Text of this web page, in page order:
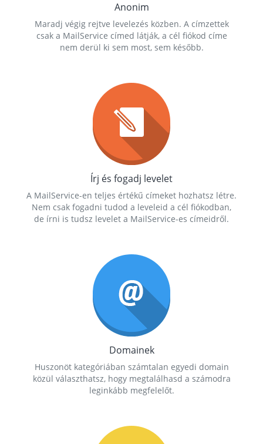
Anonim
Maradj végig rejtve levelezés közben. A címzettek
csak a MailService címed látják, a cél fiókod címe
nem derül ki sem most, sem később.
Írj és fogadj levelet
A MailService-en teljes értékű címeket hozhatsz létre.
Nem csak fogadni tudod a leveleid a cél fiókodban,
de írni is tudsz levelet a MailService-es címeidről.
Domainek
Huszonöt kategóriában számtalan egyedi domain
közül választhatsz, hogy megtalálhasd a számodra
leginkább megfelelőt.